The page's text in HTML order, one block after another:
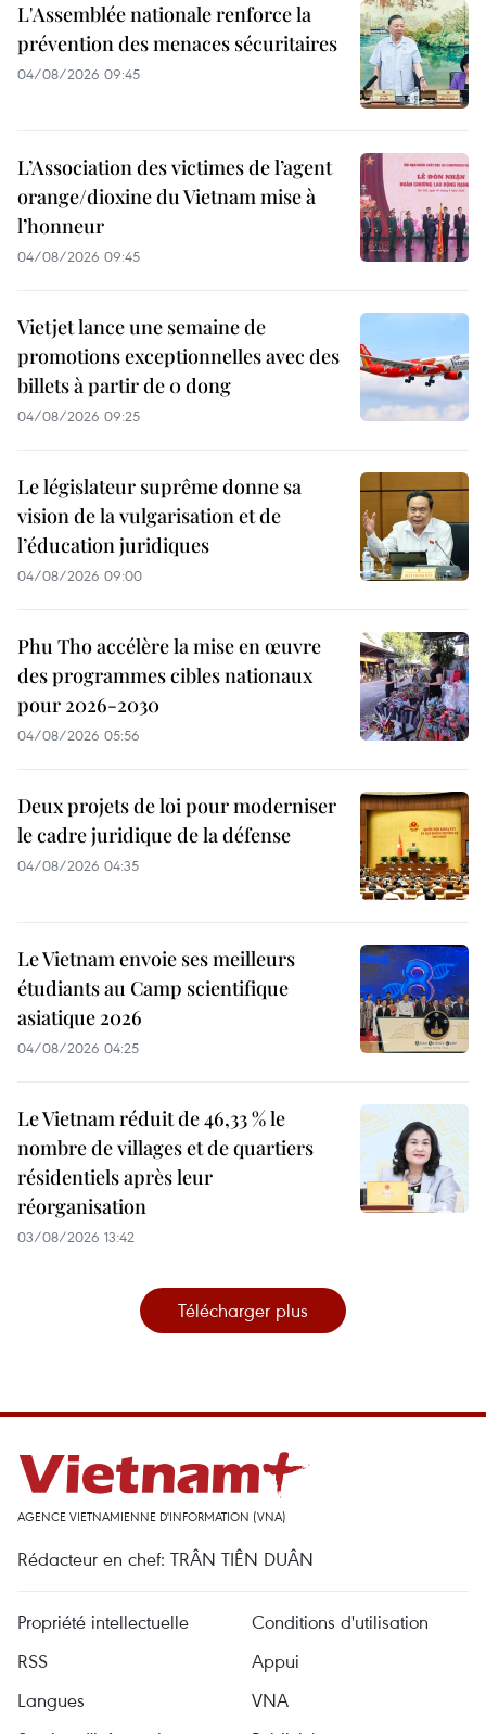
L'Assemblée nationale renforce la
prévention des menaces sécuritaires
04/08/2026 09:45
L’Association des victimes de l’agent
orange/dioxine du Vietnam mise à
l’honneur
04/08/2026 09:45
Vietjet lance une semaine de
promotions exceptionnelles avec des
billets à partir de 0 dong
04/08/2026 09:25
Le législateur suprême donne sa
vision de la vulgarisation et de
l’éducation juridiques
04/08/2026 09:00
Phu Tho accélère la mise en œuvre
des programmes cibles nationaux
pour 2026-2030
04/08/2026 05:56
Deux projets de loi pour moderniser
le cadre juridique de la défense
04/08/2026 04:35
Le Vietnam envoie ses meilleurs
étudiants au Camp scientifique
asiatique 2026
04/08/2026 04:25
Le Vietnam réduit de 46,33 % le
nombre de villages et de quartiers
résidentiels après leur
réorganisation
03/08/2026 13:42
Télécharger plus
AGENCE VIETNAMIENNE D'INFORMATION (VNA)
Rédacteur en chef: TRÂN TIÊN DUÂN
Propriété intellectuelle
Conditions d'utilisation
RSS
Appui
Langues
VNA